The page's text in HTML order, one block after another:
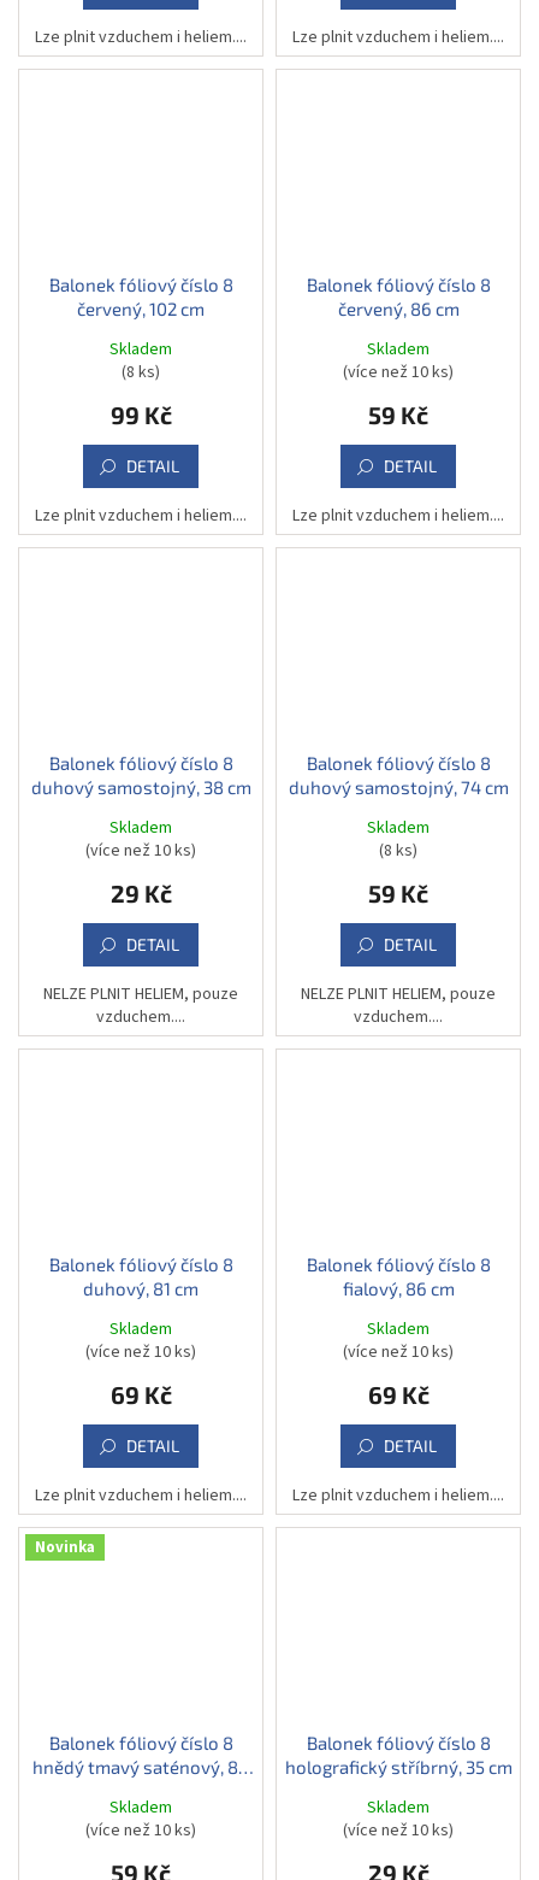
Lze plnit vzduchem i heliem.... Lze plnit vzduchem i heliem....
Balonek fóliový číslo 8
červený, 102 cm
Skladem
(8 ks)
99 Kč
DETAIL
Lze plnit vzduchem i heliem....
Balonek fóliový číslo 8
červený, 86 cm
Skladem
(více než 10 ks)
59 Kč
DETAIL
Lze plnit vzduchem i heliem....
Balonek fóliový číslo 8
duhový samostojný, 38 cm
Skladem
(více než 10 ks)
29 Kč
DETAIL
NELZE PLNIT HELIEM, pouze
vzduchem....
Balonek fóliový číslo 8
duhový samostojný, 74 cm
Skladem
(8 ks)
59 Kč
DETAIL
NELZE PLNIT HELIEM, pouze
vzduchem....
Balonek fóliový číslo 8
duhový, 81 cm
Skladem
(více než 10 ks)
69 Kč
DETAIL
Lze plnit vzduchem i heliem....
Balonek fóliový číslo 8
fialový, 86 cm
Skladem
(více než 10 ks)
69 Kč
DETAIL
Lze plnit vzduchem i heliem....
Novinka
Balonek fóliový číslo 8
hnědý tmavý saténový, 86
Skladem
(více než 10 ks)
59 Kč
Balonek fóliový číslo 8
holografický stříbrný, 35 cm
Skladem
(více než 10 ks)
29 Kč